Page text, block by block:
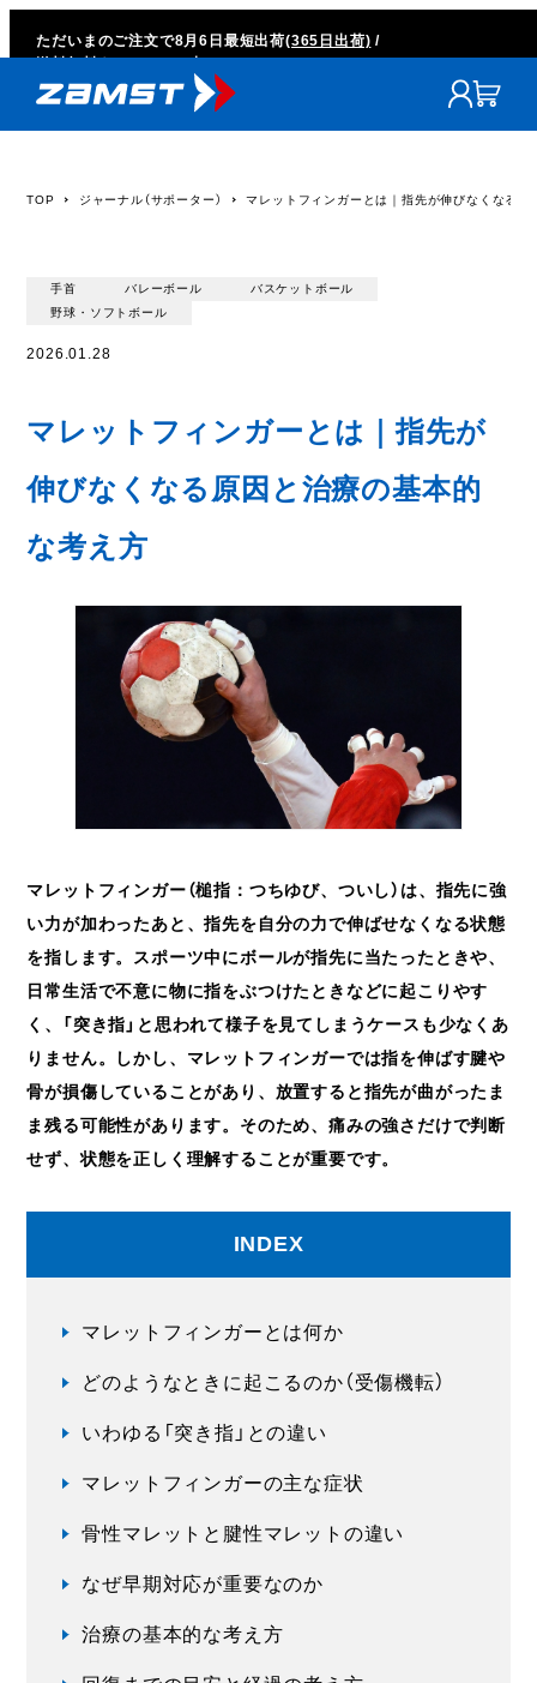
ただいまのご注文で8月6日 最短出荷(365日出荷) /
TOP ジャーナル（サポーター） マレットフィンガーとは｜指先が伸びなくなる原
手首 バレーボール
バスケットボール
野球・ソフトボール
2026.01.28
マレットフィンガーとは｜指先が
伸びなくなる原因と治療の基本的
な考え方
マレットフィンガー（槌指：つちゆび、ついし）は、指先に強
い力が加わったあと、指先を自分の力で伸ばせなくなる状態
を指します。スポーツ中にボールが指先に当たったときや、
日常生活で不意に物に指をぶつけたときなどに起こりやす
く、「突き指」と思われて様子を見てしまうケースも少なくあ
りません。しかし、マレットフィンガーでは指を伸ばす腱や
骨が損傷していることがあり、放置すると指先が曲がったま
ま残る可能性があります。そのため、痛みの強さだけで判断
せず、状態を正しく理解することが重要です。
INDEX
マレットフィンガーとは何か
どのようなときに起こるのか（受傷機転）
いわゆる「突き指」との違い
マレットフィンガーの主な症状
骨性マレットと腱性マレットの違い
なぜ早期対応が重要なのか
治療の基本的な考え方